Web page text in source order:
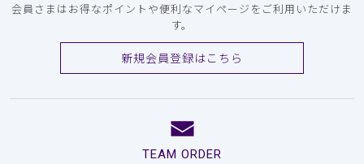
会員さまはお得なポイントや便利なマイページをご利用いただけま
す。
新規会員登録はこちら
TEAM ORDER